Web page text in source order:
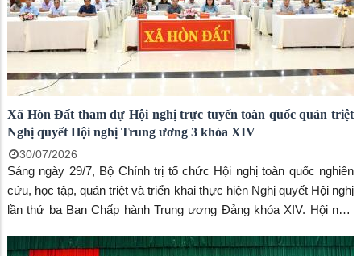
Xã Hòn Đất tham dự Hội nghị trực tuyến toàn quốc quán triệt
Nghị quyết Hội nghị Trung ương 3 khóa XIV
30/07/2026
Sáng ngày 29/7, Bộ Chính trị tổ chức Hội nghị toàn quốc nghiên
cứu, học tập, quán triệt và triển khai thực hiện Nghị quyết Hội nghị
lần thứ ba Ban Chấp hành Trung ương Đảng khóa XIV. Hội nghị
từ điểm cầu trung tâm tại Hội trường Diên Hồng, Nhà Quốc hội